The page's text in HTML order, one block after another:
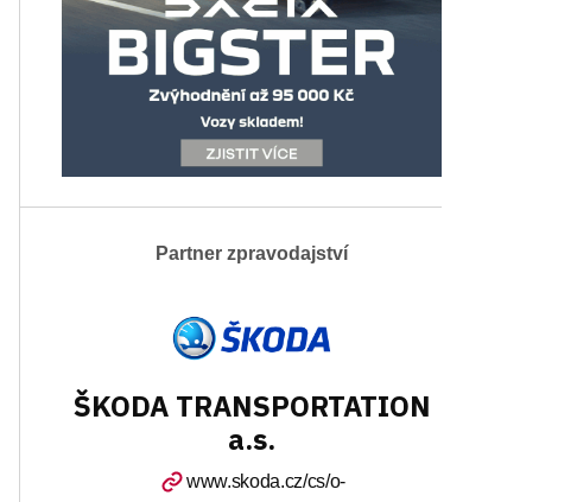
Partner zpravodajství
ŠKODA TRANSPORTATION
a.s.
www.skoda.cz/cs/o-